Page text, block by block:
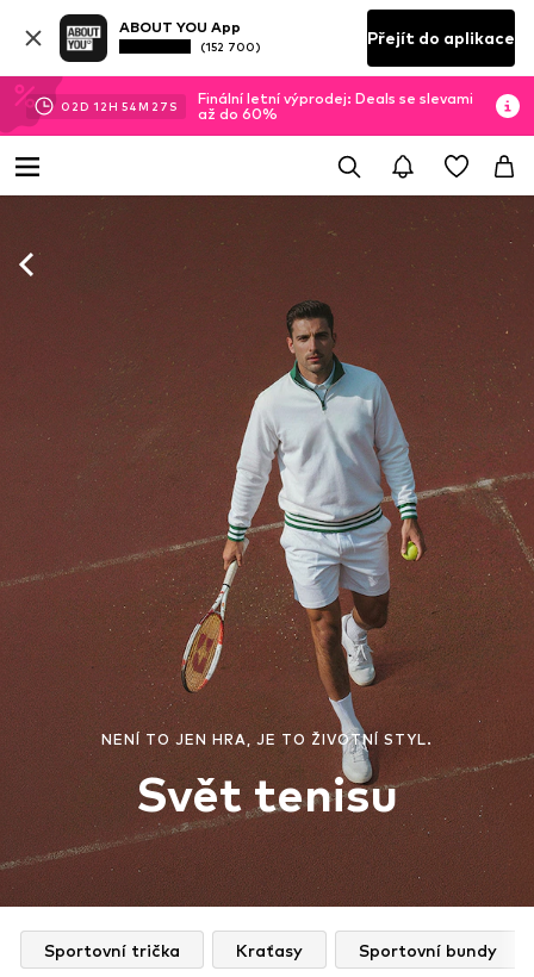
ABOUT YOU App
(152 700) Přejít do aplikace
02D 12H 54M 25 S
Finální letní výprodej: Deals se slevami
až do 60%
NENÍ TO JEN HRA, JE TO ŽIVOTNÍ STYL.
Svět tenisu
Sportovní trička Kraťasy Sportovní bundy